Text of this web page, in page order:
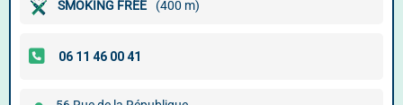
SMOKING FREE (400 m)